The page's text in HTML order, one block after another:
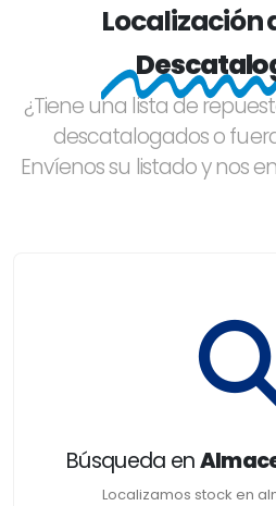
Localización
¿Tiene una lista de
descatalogados o
Envíenos su listado y nos
Búsqueda en
Localizamos stock en